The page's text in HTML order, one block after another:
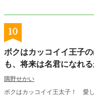
10
ボクはカッコイイ王子
も、将来は名君になれ
隅野せかい
ボクはカッコイイ王太子！ 愛